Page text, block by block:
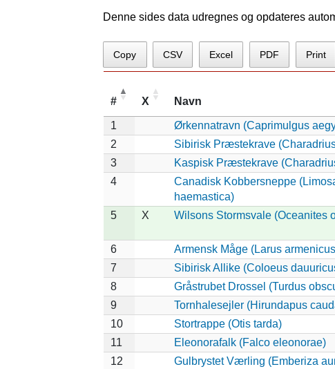
Denne sides data udregnes og opdateres
Copy CSV Excel PDF Print
# X Navn
1 Ørkennatravn (Caprimulgus
2
Sibirisk Præstekrave
3
Kaspisk Præstekrave
4
Canadisk Kobbersneppe
haemastica)
5 X Wilsons Stormsvale (Oceanites
6
Armensk Måge (Larus
7
Sibirisk Allike (Coloeus
8
Gråstrubet Drossel (Turdus
9
Tornhalesejler (Hirundapus
10
Stortrappe (Otis tarda)
11
Eleonorafalk (Falco eleonorae)
12
Gulbrystet Værling (Emberiza